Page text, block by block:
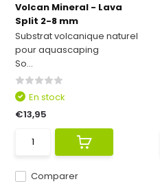
Volcan Mineral - Lava
Split 2-8 mm
Substrat volcanique naturel
pour aquascaping
So...
Comparer
En stock
€13,95